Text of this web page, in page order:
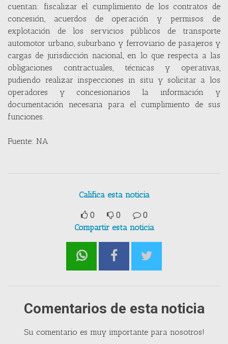
cuentan: fiscalizar el cumplimiento de los contratos de
concesión, acuerdos de operación y permisos de
explotación de los servicios públicos de transporte
automotor urbano, suburbano y ferroviario de pasajeros y
cargas de jurisdicción nacional, en lo que respecta a las
obligaciones contractuales, técnicas y operativas,
pudiendo realizar inspecciones in situ y solicitar a los
operadores y concesionarios la información y
documentación necesaria para el cumplimiento de sus
funciones.
Fuente: NA
Califica esta noticia
0 0
0
Compartir esta noticia
Comentarios de esta noticia
Su comentario es muy importante para nosotros!